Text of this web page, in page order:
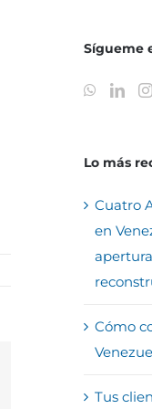
Sígueme
Lo más
Cuatro
en
Cómo
Tus